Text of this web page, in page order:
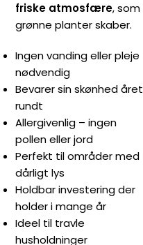
friske atmosfære, som
grønne planter skaber.
Ingen vanding eller pleje
nødvendig
Bevarer sin skønhed året
rundt
Allergivenlig – ingen
pollen eller jord
Perfekt til områder med
dårligt lys
Holdbar investering der
holder i mange år
Ideel til travle
husholdninger